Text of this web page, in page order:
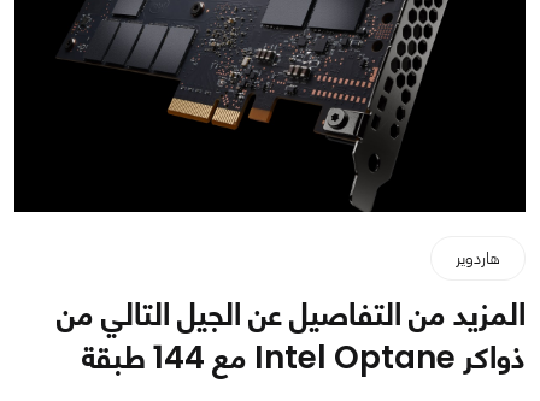
هاردوير
المزيد من التفاصيل عن الجيل التالي من
ذواكر Intel Optane مع 144 طبقة